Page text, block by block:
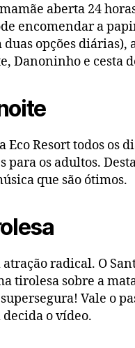
aberta 24
encomendar a
opções diárias),
Danoninho e cesta
Eco Resort todos os
para os adultos.
que são ótimos.
radical. O
tirolesa sobre a
Vale o
o vídeo.